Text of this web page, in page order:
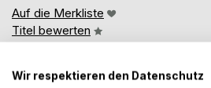
Auf die Merkliste
Titel bewerten
Wir respektieren den Datenschutz